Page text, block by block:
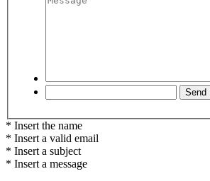
* Insert the name
* Insert a valid email
* Insert a subject
* Insert a message